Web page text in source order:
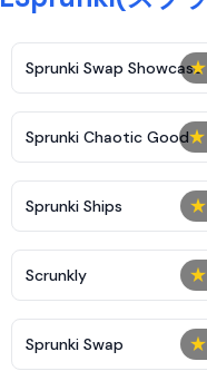
★
Sprunki Swap Showcase
★
Sprunki Chaotic Good
★
Sprunki Ships
★
Scrunkly
★
Sprunki Swap